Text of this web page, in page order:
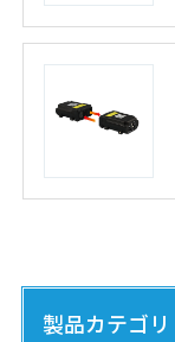
製品カテゴリ